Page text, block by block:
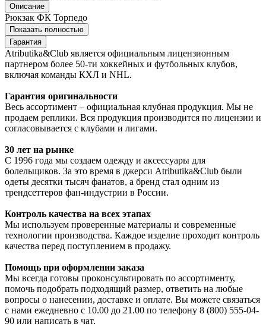
Описание
Рюкзак ФК Торпедо
Показать полностью
Гарантия
Atributika&Club является официальным лицензионным
партнером более 50-ти хоккейных и футбольных клубов,
включая команды КХЛ и NHL.
Гарантия оригинальности
Весь ассортимент – официальная клубная продукция. Мы не
продаем реплики. Вся продукция производится по лицензии и
согласовывается с клубами и лигами.
30 лет на рынке
С 1996 года мы создаем одежду и аксессуары для
болельщиков. За это время в джерси Atributika&Club были
одеты десятки тысяч фанатов, а бренд стал одним из
трендсеттеров фан-индустрии в России.
Контроль качества на всех этапах
Мы используем проверенные материалы и современные
технологии производства. Каждое изделие проходит контроль
качества перед поступлением в продажу.
Помощь при оформлении заказа
Мы всегда готовы проконсультировать по ассортименту,
помочь подобрать подходящий размер, ответить на любые
вопросы о нанесении, доставке и оплате. Вы можете связаться
с нами ежедневно с 10.00 до 21.00 по телефону 8 (800) 555-04-
90 или написать в чат.